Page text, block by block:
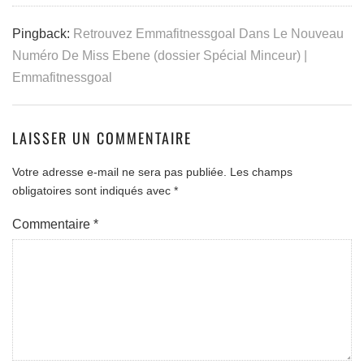
Pingback: Retrouvez Emmafitnessgoal Dans Le Nouveau
Numéro De Miss Ebene (dossier Spécial Minceur) |
Emmafitnessgoal
LAISSER UN COMMENTAIRE
Votre adresse e-mail ne sera pas publiée. Les champs
obligatoires sont indiqués avec *
Commentaire *